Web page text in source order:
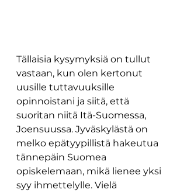
Tällaisia kysymyksiä on tullut
vastaan, kun olen kertonut
uusille tuttavuuksille
opinnoistani ja siitä, että
suoritan niitä Itä-Suomessa,
Joensuussa. Jyväskylästä on
melko epätyypillistä hakeutua
tännepäin Suomea
opiskelemaan, mikä lienee yksi
syy ihmettelylle. Vielä